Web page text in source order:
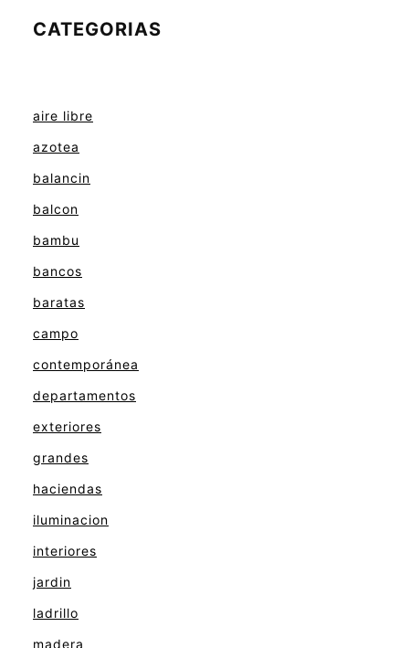
CATEGORIAS
aire libre
azotea
balancin
balcon
bambu
bancos
baratas
campo
contemporánea
departamentos
exteriores
grandes
haciendas
iluminacion
interiores
jardin
ladrillo
madera